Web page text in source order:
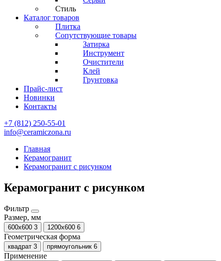
Стиль
Каталог товаров
Плитка
Сопутствующие товары
Затирка
Инструмент
Очистители
Клей
Грунтовка
Прайс-лист
Новинки
Контакты
+7 (812) 250-55-01
info@ceramiczona.ru
Главная
Керамогранит
Керамогранит с рисунком
Керамогранит с рисунком
Фильтр
Размер, мм
600х600 3 1200х600 6
Геометрическая форма
квадрат 3 прямоугольник 6
Применение